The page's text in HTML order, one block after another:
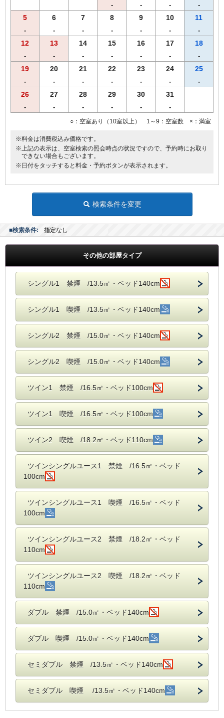
・胡瓜の梅和え
・葱の白和え
・香の物
ださいませ。
※仕入れの状況よって内容が変更になる場合がございます。
- - - -
5
-
6
-
7
-
8
-
9
-
10
-
11
-
12
-
13
-
14
-
15
-
16
-
17
-
18
-
19
-
20
-
21
-
22
-
23
-
24
-
25
-
26
-
27
-
28
-
29
-
30
-
31
-
○：空室あり（10室以上） 1～9：空室数 ×：満室
※料金は消費税込み価格です。
※上記の表示は、空室検索の照会時点の状況ですので、予約時にお取り
できない場合もございます。
※日付をタッチすると料金・予約ボタンが表示されます。
検索条件を変更
■検索条件: 指定なし
その他の部屋タイプ
シングル1 禁煙 /13.5㎡・ベッド140cm
シングル1 喫煙 /13.5㎡・ベッド140cm
シングル2 禁煙 /15.0㎡・ベッド140cm
シングル2 喫煙 /15.0㎡・ベッド140cm
ツイン1 禁煙 /16.5㎡・ベッド100cm
ツイン1 喫煙 /16.5㎡・ベッド100cm
ツイン2 喫煙 /18.2㎡・ベッド110cm
ツインシングルユース1 禁煙 /16.5㎡・ベッド
100cm
ツインシングルユース1 喫煙 /16.5㎡・ベッド
100cm
ツインシングルユース2 禁煙 /18.2㎡・ベッド
110cm
ツインシングルユース2 喫煙 /18.2㎡・ベッド
110cm
ダブル 禁煙 /15.0㎡・ベッド140cm
ダブル 喫煙 /15.0㎡・ベッド140cm
セミダブル 禁煙 /13.5㎡・ベッド140cm
セミダブル 喫煙 /13.5㎡・ベッド140cm